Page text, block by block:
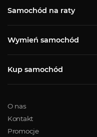
Samochód na raty
Wymień samochód
Kup samochód
O nas
Kontakt
Promocje